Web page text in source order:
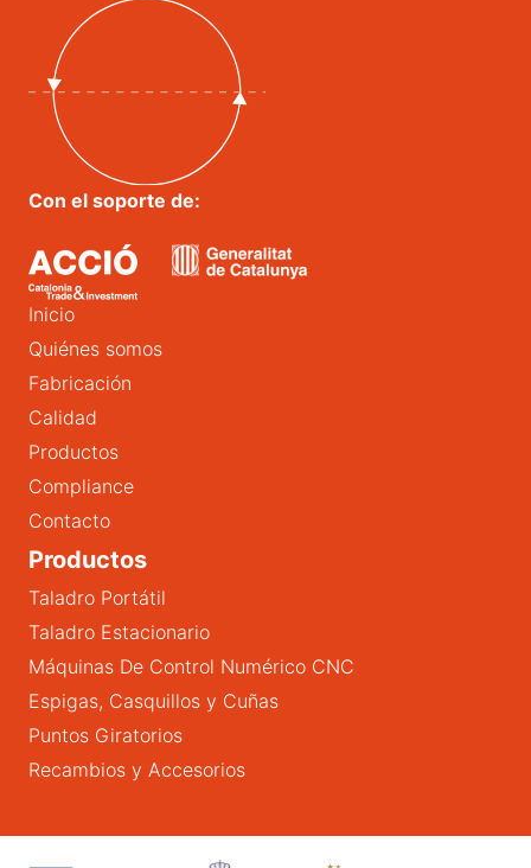
Con el soporte de:
Inicio
Quiénes somos
Fabricación
Calidad
Productos
Compliance
Contacto
Productos
Taladro Portátil
Taladro Estacionario
Máquinas De Control Numérico CNC
Espigas, Casquillos y Cuñas
Puntos Giratorios
Recambios y Accesorios